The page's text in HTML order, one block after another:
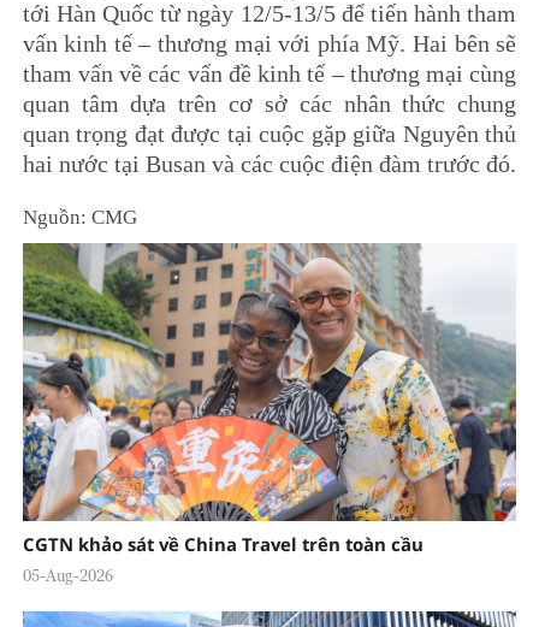
tới Hàn Quốc từ ngày 12/5-13/5 để tiến hành tham
vấn kinh tế – thương mại với phía Mỹ. Hai bên sẽ
tham vấn về các vấn đề kinh tế – thương mại cùng
quan tâm dựa trên cơ sở các nhân thức chung
quan trọng đạt được tại cuộc gặp giữa Nguyên thủ
hai nước tại Busan và các cuộc điện đàm trước đó.
Nguồn: CMG
CGTN khảo sát về China Travel trên toàn cầu
05-Aug-2026